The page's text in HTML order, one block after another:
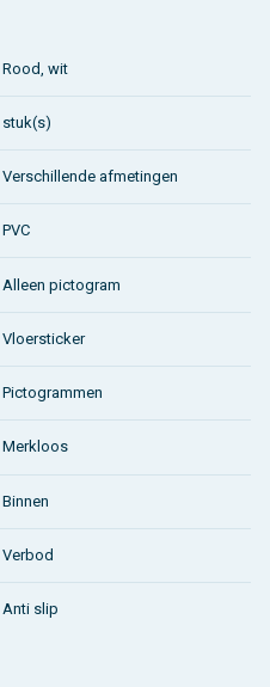
Rood, wit
stuk(s)
Verschillende afmetingen
PVC
Alleen pictogram
Vloersticker
Pictogrammen
Merkloos
Binnen
Verbod
Anti slip